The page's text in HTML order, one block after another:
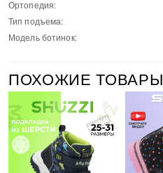
Ортопедия:
Тип подъема:
Модель ботинок:
ПОХОЖИЕ ТОВАРЫ